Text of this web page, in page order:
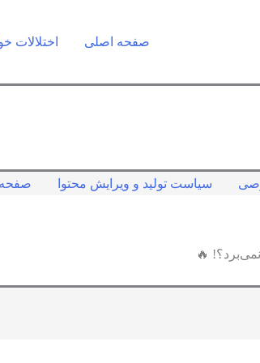
صفحه اصلی اختلالات
سیاست تولید و ویرایش محتوا
🔥